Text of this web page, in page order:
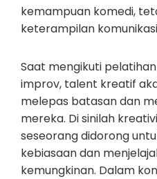
kemampuan komedi,
keterampilan
Saat mengikuti
improv, talent kreatif
melepas batasan dan
mereka. Di sinilah
seseorang didorong
kebiasaan dan
kemungkinan. Dalam